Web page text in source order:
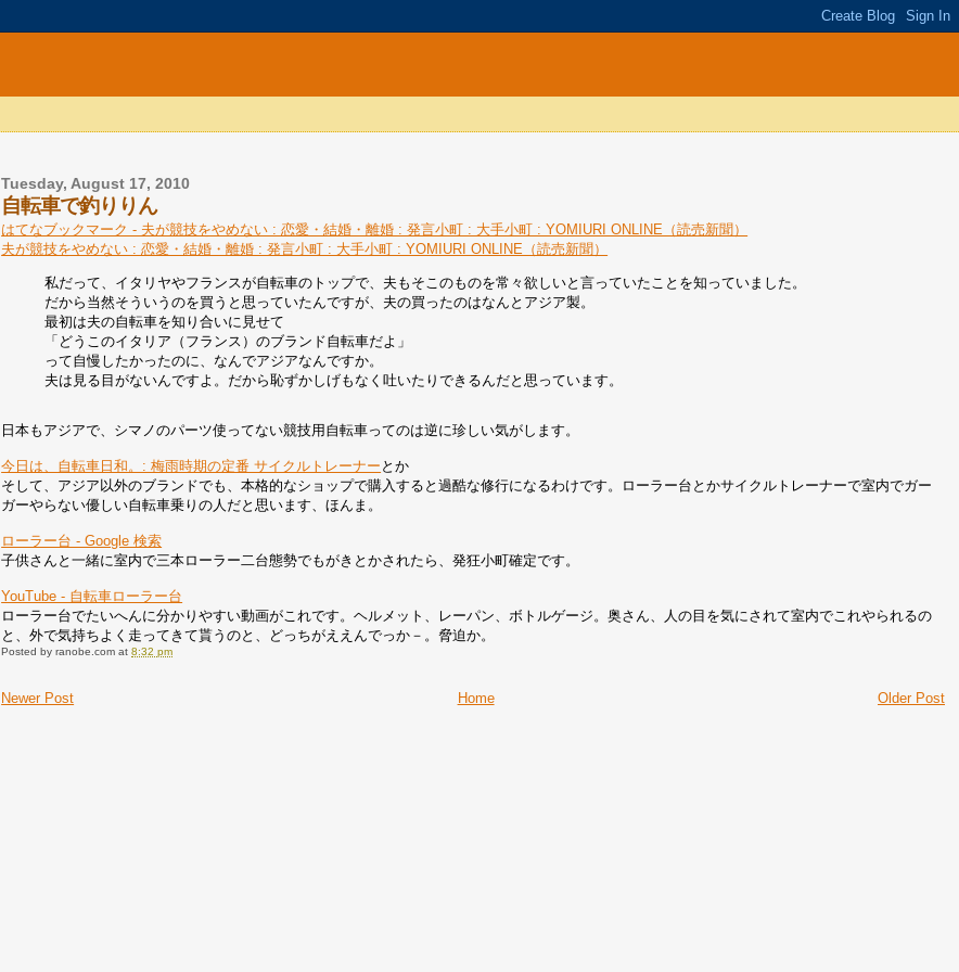
Tuesday, August 17, 2010
自転車で釣りりん
はてなブックマーク - 夫が競技をやめない : 恋愛・結婚・離婚 : 発言小町 : 大手小町 : YOMIURI ONLINE（読売新聞）
夫が競技をやめない : 恋愛・結婚・離婚 : 発言小町 : 大手小町 : YOMIURI ONLINE（読売新聞）
私だって、イタリヤやフランスが自転車のトップで、夫もそこのものを常々欲しいと言っていたことを知っていました。
だから当然そういうのを買うと思っていたんですが、夫の買ったのはなんとアジア製。
最初は夫の自転車を知り合いに見せて
「どうこのイタリア（フランス）のブランド自転車だよ」
って自慢したかったのに、なんでアジアなんですか。
夫は見る目がないんですよ。だから恥ずかしげもなく吐いたりできるんだと思っています。
日本もアジアで、シマノのパーツ使ってない競技用自転車ってのは逆に珍しい気がします。
今日は、自転車日和。: 梅雨時期の定番 サイクルトレーナー とか
そして、アジア以外のブランドでも、本格的なショップで購入すると過酷な修行になるわけです。ローラー台とかサイクルトレーナーで室内でガー
ガーやらない優しい自転車乗りの人だと思います、ほんま。
ローラー台 - Google 検索
子供さんと一緒に室内で三本ローラー二台態勢でもがきとかされたら、発狂小町確定です。
YouTube - 自転車ローラー台
ローラー台でたいへんに分かりやすい動画がこれです。ヘルメット、レーパン、ボトルゲージ。奥さん、人の目を気にされて室内でこれやられるの
と、外で気持ちよく走ってきて貰うのと、どっちがええんでっか－。脅迫か。
Posted byranobe.com at8:32 pm
Newer Post Older Post
Home